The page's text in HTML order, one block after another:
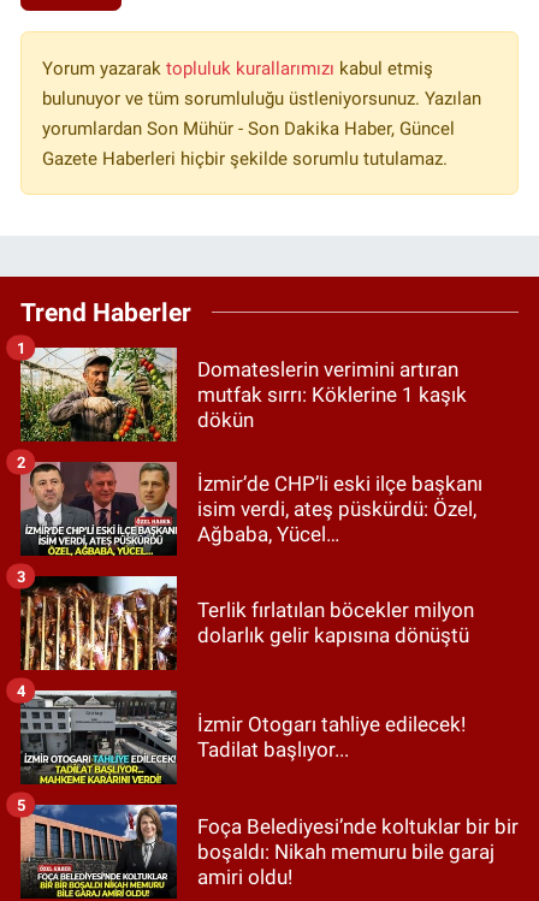
Yorum yazarak topluluk kurallarımızı kabul etmiş
bulunuyor ve tüm sorumluluğu üstleniyorsunuz. Yazılan
yorumlardan Son Mühür - Son Dakika Haber, Güncel
Gazete Haberleri hiçbir şekilde sorumlu tutulamaz.
Trend Haberler
Domateslerin verimini artıran
mutfak sırrı: Köklerine 1 kaşık
dökün
1
İzmir’de CHP’li eski ilçe başkanı
isim verdi, ateş püskürdü: Özel,
Ağbaba, Yücel…
2
Terlik fırlatılan böcekler milyon
dolarlık gelir kapısına dönüştü
3
İzmir Otogarı tahliye edilecek!
Tadilat başlıyor...
4
Foça Belediyesi’nde koltuklar bir bir
boşaldı: Nikah memuru bile garaj
amiri oldu!
5